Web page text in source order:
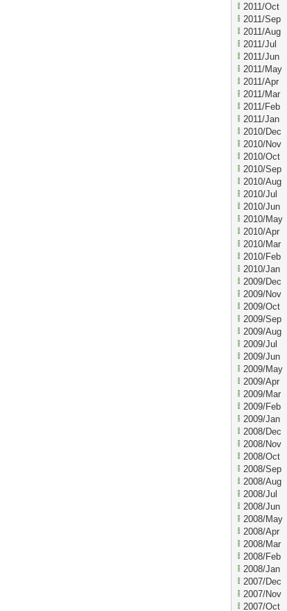
2011/Oct
2011/Sep
2011/Aug
2011/Jul
2011/Jun
2011/May
2011/Apr
2011/Mar
2011/Feb
2011/Jan
2010/Dec
2010/Nov
2010/Oct
2010/Sep
2010/Aug
2010/Jul
2010/Jun
2010/May
2010/Apr
2010/Mar
2010/Feb
2010/Jan
2009/Dec
2009/Nov
2009/Oct
2009/Sep
2009/Aug
2009/Jul
2009/Jun
2009/May
2009/Apr
2009/Mar
2009/Feb
2009/Jan
2008/Dec
2008/Nov
2008/Oct
2008/Sep
2008/Aug
2008/Jul
2008/Jun
2008/May
2008/Apr
2008/Mar
2008/Feb
2008/Jan
2007/Dec
2007/Nov
2007/Oct